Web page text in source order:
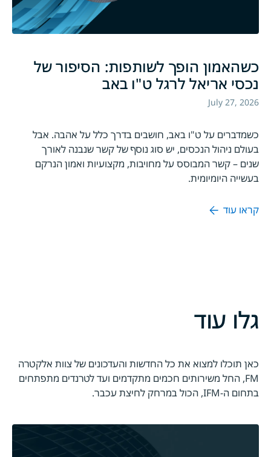
כשהאמון הופך לשותפות: הסיפור של
נכסי אריאל לרגל ט"ו באב
July 27, 2026
כשמדברים על ט"ו באב, חושבים בדרך כלל על אהבה. אבל
בעולם ניהול הנכסים, יש סוג נוסף של קשר שנבנה לאורך
שנים – קשר המבוסס על מחויבות, מקצועיות ואמון הנרקם
בעשייה היומיומית.
קראו עוד
גלו עוד
כאן תוכלו למצוא את כל החדשות והעדכונים של צוות אלקטרה
FM, החל משירותים חכמים מתקדמים ועד לטרנדים מתפתחים
בתחום ה-IFM, הכול במרחק לחיצת עכבר.